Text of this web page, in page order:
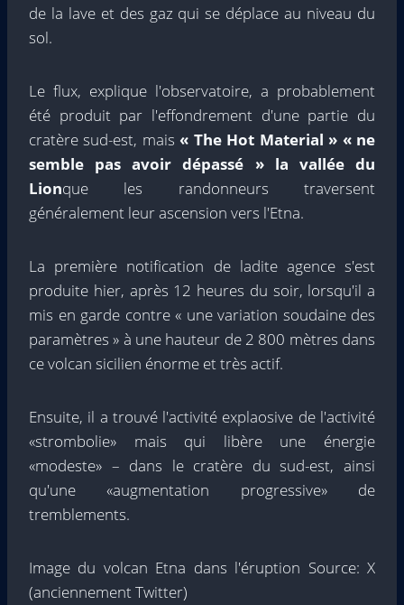
de la lave et des gaz qui se déplace au niveau du
sol.
Le flux, explique l'observatoire, a probablement
été produit par l'effondrement d'une partie du
cratère sud-est, mais « The Hot Material » « ne
semble pas avoir dépassé » la vallée du
Lionque les randonneurs traversent
généralement leur ascension vers l'Etna.
La première notification de ladite agence s'est
produite hier, après 12 heures du soir, lorsqu'il a
mis en garde contre « une variation soudaine des
paramètres » à une hauteur de 2 800 mètres dans
ce volcan sicilien énorme et très actif.
Ensuite, il a trouvé l'activité explaosive de l'activité
«strombolie» mais qui libère une énergie
«modeste» – dans le cratère du sud-est, ainsi
qu'une «augmentation progressive» de
tremblements.
Image du volcan Etna dans l'éruption Source: X
(anciennement Twitter)